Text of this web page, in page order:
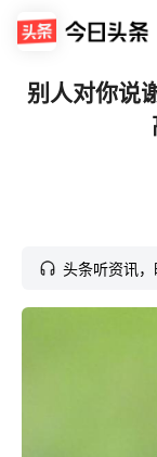
别人对你说
头条听资讯